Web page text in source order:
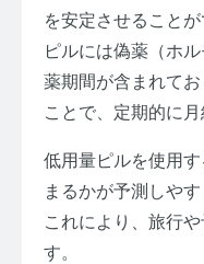
を安定させることが
ピルには偽薬（ホ
薬期間が含まれて
ことで、定期的に
低用量ピルを使用
まるかが予測しやす
これにより、旅行
す。